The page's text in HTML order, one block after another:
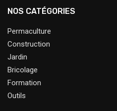
NOS CATÉGORIES
Permaculture
Construction
Jardin
Bricolage
Formation
Outils